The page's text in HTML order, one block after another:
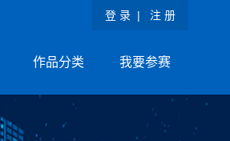
登 录 | 注 册
作品分类 我要参赛